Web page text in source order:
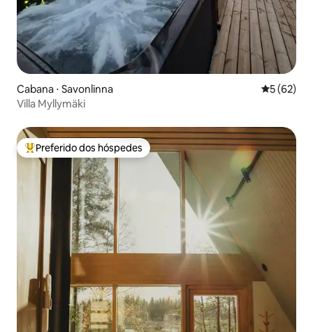
Cabana ⋅ Savonlinna 5 de uma
5 (62)
Villa Myllymäki
Entre os melhores preferidos dos hóspedes
Preferido dos hóspedes